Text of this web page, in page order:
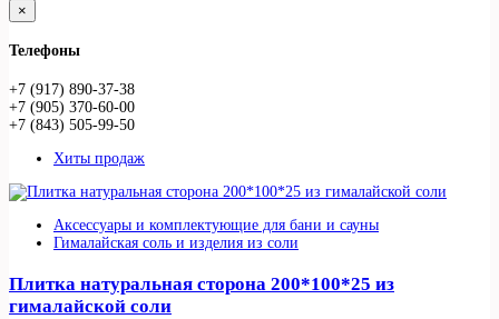
×
Телефоны
+7 (917) 890-37-38
+7 (905) 370-60-00
+7 (843) 505-99-50
Хиты продаж
Аксессуары и комплектующие для бани и сауны
Гималайская соль и изделия из соли
Плитка натуральная сторона 200*100*25 из
гималайской соли